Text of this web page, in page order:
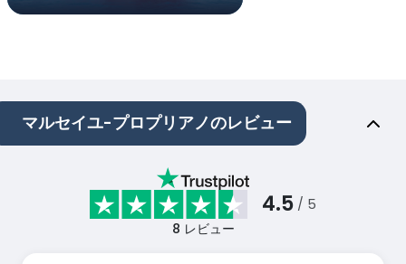
マルセイユ-プロプリアノのレビュー
4.5 / 5
8 レビュー